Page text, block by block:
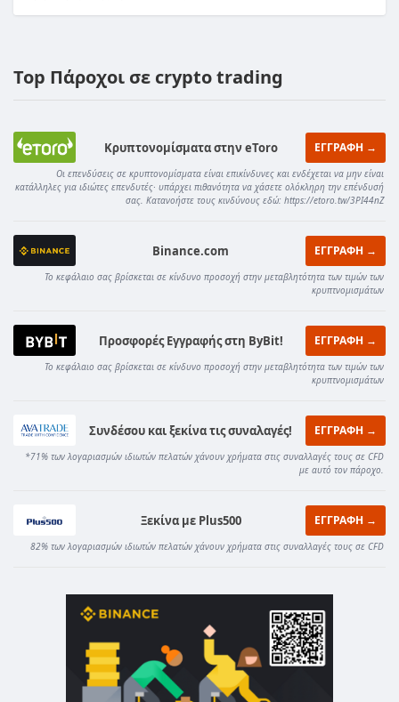
Top Πάροχοι σε crypto trading
Κρυπτονομίσματα στην eToro ΕΓΓΡΑΦΗ →
Οι επενδύσεις σε κρυπτονομίσματα είναι επικίνδυνες και ενδέχεται να μην είναι
κατάλληλες για ιδιώτες επενδυτές· υπάρχει πιθανότητα να χάσετε ολόκληρη την επένδυσή
σας. Κατανοήστε τους κινδύνους εδώ: https://etoro.tw/3PI44nZ
Binance.com ΕΓΓΡΑΦΗ →
Το κεφάλαιο σας βρίσκεται σε κίνδυνο προσοχή στην μεταβλητότητα των τιμών των
κρυπτνομισμάτων
Προσφορές Εγγραφής στη ByBit! ΕΓΓΡΑΦΗ →
Το κεφάλαιο σας βρίσκεται σε κίνδυνο προσοχή στην μεταβλητότητα των τιμών των
κρυπτνομισμάτων
Συνδέσου και ξεκίνα τις συναλαγές! ΕΓΓΡΑΦΗ →
*71% των λογαριασμών ιδιωτών πελατών χάνουν χρήματα στις συναλλαγές τους σε CFD
με αυτό τον πάροχο.
Ξεκίνα με Plus500 ΕΓΓΡΑΦΗ →
82% των λογαριασμών ιδιωτών πελατών χάνουν χρήματα στις συναλλαγές τους σε CFD